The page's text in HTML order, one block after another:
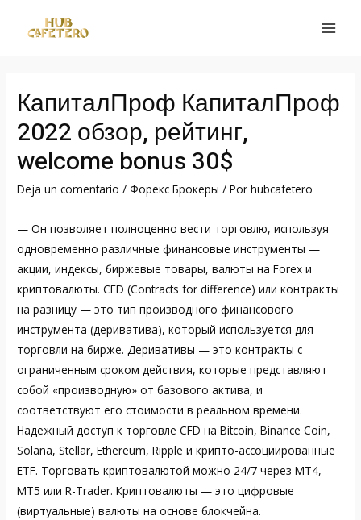
КапиталПроф КапиталПроф
2022 обзор, рейтинг,
welcome bonus 30$
Deja un comentario /Форекс Брокеры / Porhubcafetero
— Он позволяет полноценно вести торговлю, используя
одновременно различные финансовые инструменты —
акции, индексы, биржевые товары, валюты на Forex и
криптовалюты. CFD (Contracts for difference) или контракты
на разницу — это тип производного финансового
инструмента (дериватива), который используется для
торговли на бирже. Деривативы — это контракты с
ограниченным сроком действия, которые представляют
собой «производную» от базового актива, и
соответствуют его стоимости в реальном времени.
Надежный доступ к торговле CFD на Bitcoin, Binance Coin,
Solana, Stellar, Ethereum, Ripple и крипто-ассоциированные
ETF. Торговать криптовалютой можно 24/7 через MT4,
MT5 или R-Trader. Криптовалюты — это цифровые
(виртуальные) валюты на основе блокчейна.